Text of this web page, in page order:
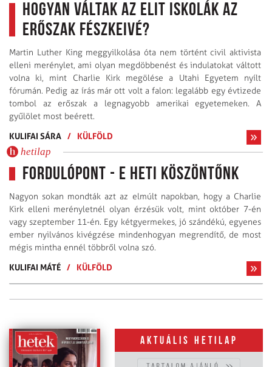
Hogyan váltak az elit iskolák az
erőszak fészkeivé?
Martin Luther King meggyilkolása óta nem történt civil aktivista
elleni merénylet, ami olyan megdöbbenést és indulatokat váltott
volna ki, mint Charlie Kirk megölése a Utahi Egyetem nyílt
fórumán. Pedig az írás már ott volt a falon: legalább egy évtizede
tombol az erőszak a legnagyobb amerikai egyetemeken. A
gyűlölet most beérett.
KULIFAI SÁRA / KÜLFÖLD
hetilap
Fordulópont - E heti köszöntőnk
Nagyon sokan mondták azt az elmúlt napokban, hogy a Charlie
Kirk elleni merényletnél olyan érzésük volt, mint október 7-én
vagy szeptember 11-én. Egy kétgyermekes, jó szándékú, egyenes
ember nyilvános kivégzése mindenhogyan megrendítő, de most
mégis mintha ennél többről volna szó.
KULIFAI MÁTÉ / KÜLFÖLD
Aktuális hetilap